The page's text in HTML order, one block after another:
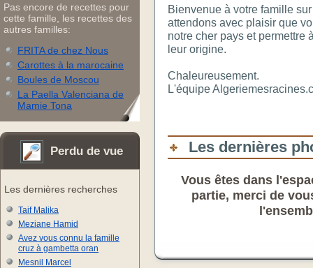
Pas encore de recettes pour
cette famille, les recettes des
autres familles:
FRITA de chez Nous
Carottes à la marocaine
Boules de Moscou
La Paella Valenciana de
Mamie Tona
Perdu de vue
Les dernières recherches
Taif Malika
Meziane Hamid
Avez vous connu la famille
cruz à gambetta oran
Mesnil Marcel
Bienvenue à votre famille sur le site Algeriemesracines.com. Nous
attendons avec plaisir que
notre cher pays et permettre
leur origine.
Chaleureusement.
L'équipe
Les dernières
Vous êtes dans
partie, merci de